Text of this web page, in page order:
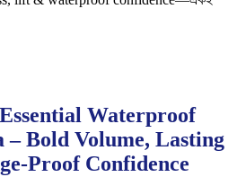
Waterproof
– Bold Volume, Lasting
Proof Confidence